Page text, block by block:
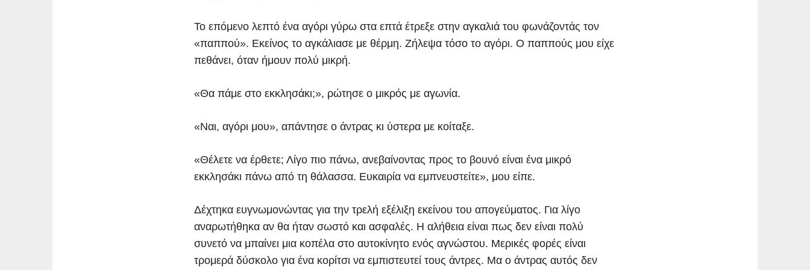
Το επόμενο λεπτό ένα αγόρι γύρω στα επτά έτρεξε στην αγκαλιά του φωνάζοντάς τον
«παππού». Εκείνος το αγκάλιασε με θέρμη. Ζήλεψα τόσο το αγόρι. Ο παππούς μου είχε
πεθάνει, όταν ήμουν πολύ μικρή.
«Θα πάμε στο εκκλησάκι;», ρώτησε ο μικρός με αγωνία.
«Ναι, αγόρι μου», απάντησε ο άντρας κι ύστερα με κοίταξε.
«Θέλετε να έρθετε; Λίγο πιο πάνω, ανεβαίνοντας προς το βουνό είναι ένα μικρό
εκκλησάκι πάνω από τη θάλασσα. Ευκαιρία να εμπνευστείτε», μου είπε.
Δέχτηκα ευγνωμονώντας για την τρελή εξέλιξη εκείνου του απογεύματος. Για λίγο
αναρωτήθηκα αν θα ήταν σωστό και ασφαλές. Η αλήθεια είναι πως δεν είναι πολύ
συνετό να μπαίνει μια κοπέλα στο αυτοκίνητο ενός αγνώστου. Μερικές φορές είναι
τρομερά δύσκολο για ένα κορίτσι να εμπιστευτεί τους άντρες. Μα ο άντρας αυτός δεν